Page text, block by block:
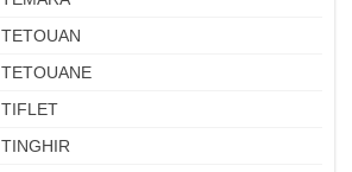
TETOUAN
TETOUANE
TIFLET
TINGHIR